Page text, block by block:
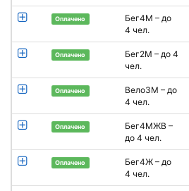
Оплачено
Бег4М – до
4 чел.
Оплачено
Бег2М – до 4
чел.
Оплачено
Вело3М – до
4 чел.
Оплачено
Бег4МЖВ –
до 4 чел.
Оплачено
Бег4Ж – до
4 чел.